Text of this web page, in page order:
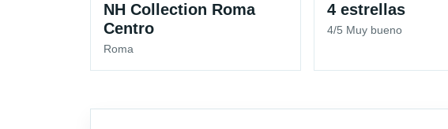
NH Collection Roma
Centro
Roma
4 estrellas
4/5 Muy bueno